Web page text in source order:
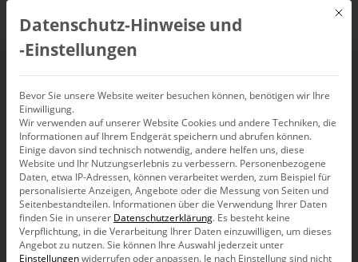
Verschwindex
Index ist Verschwindex
Entwicklungen vergleichen ist schwierig. Indexierung kann
helfen. Kann man so oder so ausrechnen. Bei allen gleich:
Alles wird mit demselben Zeitpunkt verglichen. Den muss
man gut aussuchen. Bei allen gleich: Die Unterschiede am
Anfang siehst Du nicht mehr. Kannst Du Dir nicht
Mit
Datenschutz-Hinweise und
‑Einstellungen
Bevor Sie unsere Website weiter besuchen können, benötigen wir Ihre
Einwilligung.
Wir verwenden auf unserer Website Cookies und andere Techniken, die
Informationen auf Ihrem Endgerät speichern und abrufen können.
Einige davon sind technisch notwendig, andere helfen uns, diese
Website und Ihr Nutzungserlebnis zu verbessern. Personenbezogene
Daten, etwa IP-Adressen, können verarbeitet werden, zum Beispiel für
personalisierte Anzeigen, Angebote oder die Messung von Seiten und
Seitenbestandteilen. Informationen über die Verwendung Ihrer Daten
finden Sie in unserer Datenschutzerklärung. Es besteht keine
Verpflichtung, in die Verarbeitung Ihrer Daten einzuwilligen, um dieses
Angebot zu nutzen.Sie können Ihre Auswahl jederzeit unter
Einstellungenwiderrufen oder anpassen. Je nach Einstellung sind nicht